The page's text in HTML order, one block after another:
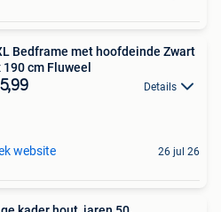
Bedframe met hoofdeinde Zwart
190 cm Fluweel
Details
website 26 jul 26